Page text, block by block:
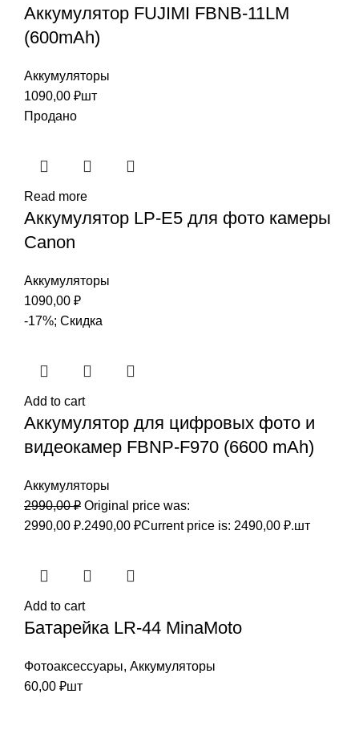
Аккумулятор FUJIMI FBNB-11LM
(600mAh)
Аккумуляторы
1090,00 ₽шт
Продано
Read more
Аккумулятор LP-E5 для фото камеры
Canon
Аккумуляторы
1090,00 ₽
-17%; Скидка
Add to cart
Аккумулятор для цифровых фото и
видеокамер FBNP-F970 (6600 mAh)
Аккумуляторы
2990,00₽ Original price was:
2990,00 ₽.2490,00 ₽Current price is: 2490,00 ₽.шт
Add to cart
Батарейка LR-44 MinaMoto
Фотоаксессуары, Аккумуляторы
60,00 ₽шт